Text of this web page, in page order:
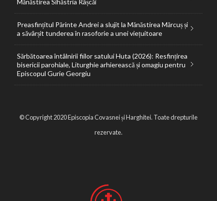
Preasfințitul Părinte Andrei a slujit la Mănăstirea Mărcuș și
a săvârșit tunderea în rasoforie a unei viețuitoare
Sărbătoarea întâlnirii fiilor satului Huta (2026): Resfințirea
bisericii parohiale, Liturghie arhierească și omagiu pentru
Episcopul Gurie Georgiu
© Copyright 2020 Episcopia Covasnei și Harghitei. Toate drepturile
rezervate.